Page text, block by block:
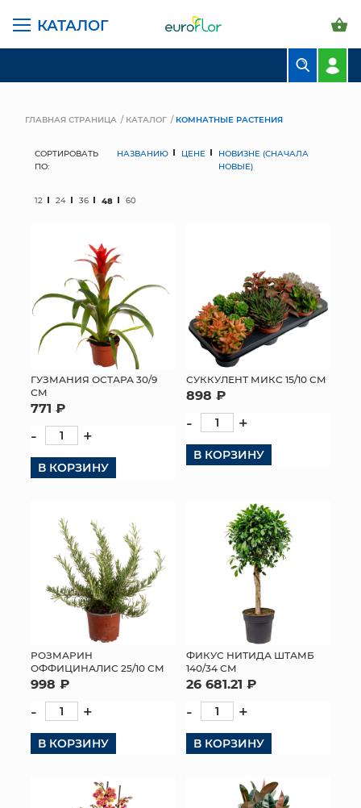
КАТАЛОГ
ГРУНТЫ И УДОБРЕНИЯ
ПРЕДМЕТЫ ИНТЕРЬЕРА
МЯГКИЕ ИГРУШКИ
КОРЗИНЫ
ЯЩИКИ
ИСКУССТВЕННЫЕ ЦВЕТЫ
ПАКЕТЫ И СУМКИ
ПОДАРОЧНЫЕ КАРТЫ
ОПТОВЫМ КЛИЕНТАМ
ДОСТАВКА И ОПЛАТА
КОНТАКТЫ
ГЛАВНАЯ СТРАНИЦА КАТАЛОГ КОМНАТНЫЕ РАСТЕНИЯ
СОРТИРОВАТЬ
ПО:
НАЗВАНИЮ ЦЕНЕ
НОВИЗНЕ (СНАЧАЛА
НОВЫЕ)
12 24 36 48 60
ГУЗМАНИЯ ОСТАРА 30/9
СМ
771 ₽
- +
В КОРЗИНУ
СУККУЛЕНТ МИКС 15/10 СМ
898 ₽
- +
В КОРЗИНУ
РОЗМАРИН
ОФФИЦИНАЛИС 25/10 СМ
998 ₽
- +
В КОРЗИНУ
ФИКУС НИТИДА ШТАМБ
140/34 СМ
26 681.21 ₽
- +
В КОРЗИНУ